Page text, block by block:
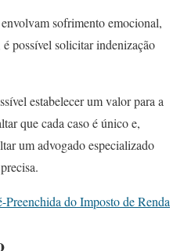
sofrimento emocional,
possível solicitar indenização
estabelecer um valor para a
que cada caso é único e,
um advogado especializado
Preenchida do Imposto de Renda